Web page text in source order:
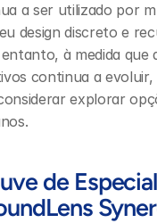
a ser utilizado por
design discreto e
à medida que
continua a evoluir,
explorar
de